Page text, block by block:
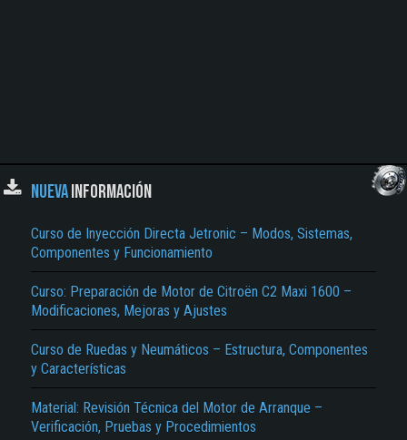
NUEVAINFORMACIÓN
Curso de Inyección Directa Jetronic – Modos, Sistemas,
Componentes y Funcionamiento
Curso: Preparación de Motor de Citroën C2 Maxi 1600 –
Modificaciones, Mejoras y Ajustes
Curso de Ruedas y Neumáticos – Estructura, Componentes
y Características
Material: Revisión Técnica del Motor de Arranque –
Verificación, Pruebas y Procedimientos